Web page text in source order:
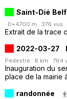
Saint-Dié
· D+4700 m · 376 vus ·
Extrait de la trace
2022-03-27
Pédestre · 8 km · 764
Inauguration du
place de la mairie
randonnée